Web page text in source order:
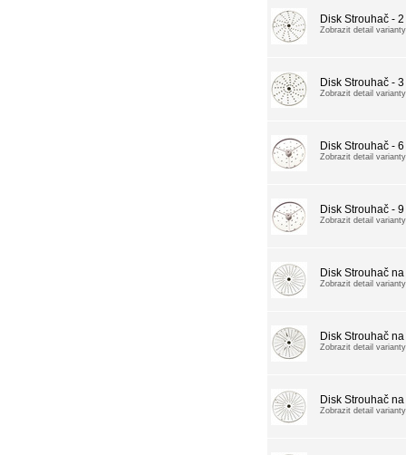
Disk Strouhač - 2
Zobrazit detail varianty
Disk Strouhač - 3
Zobrazit detail varianty
Disk Strouhač - 6
Zobrazit detail varianty
Disk Strouhač - 9
Zobrazit detail varianty
Disk Strouhač
Zobrazit detail varianty
Disk Strouhač
Zobrazit detail varianty
Disk Strouhač
Zobrazit detail varianty